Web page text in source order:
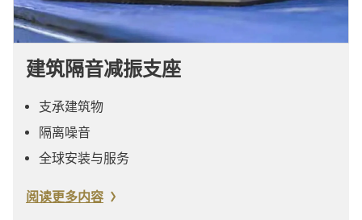
建筑隔音减振支座
支承建筑物
隔离噪音
全球安装与服务
阅读更多内容